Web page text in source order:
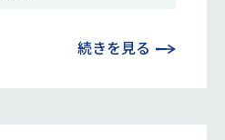
続きを見る